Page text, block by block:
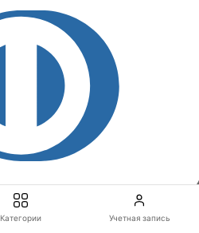
Категории Учетная запись